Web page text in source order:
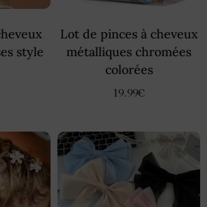
style
Lot de pinces à cheveux
métalliques chromées
colorées
19.99€